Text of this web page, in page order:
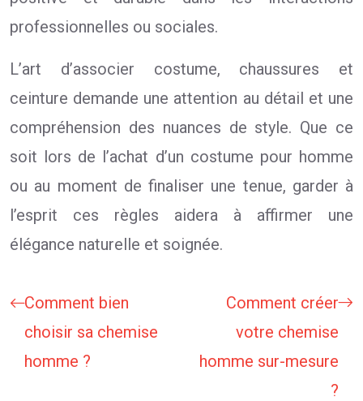
professionnelles ou sociales.
L’art d’associer costume, chaussures et
ceinture demande une attention au détail et une
compréhension des nuances de style. Que ce
soit lors de l’achat d’un costume pour homme
ou au moment de finaliser une tenue, garder à
l’esprit ces règles aidera à affirmer une
élégance naturelle et soignée.
Comment bien
choisir sa chemise
homme ?
Comment créer
votre chemise
homme sur-mesure
?